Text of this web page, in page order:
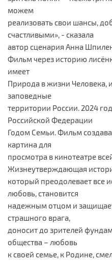
можем
реализовать свои шансы,
счастливыми», - сказала
автор сценария Анна
Фильм через историю
имеет
Природа в жизни Человека,
заповедные
территории России. 2024
Российской Федерации
Годом Семьи. Фильм
картина для
просмотра в кинотеатре
Жизнеутверждающая
который преодолевает все
любовь, становится
надежным отцом и
страшного врага,
доносит до зрителей
общества – любовь
к своей семье, к Родине,